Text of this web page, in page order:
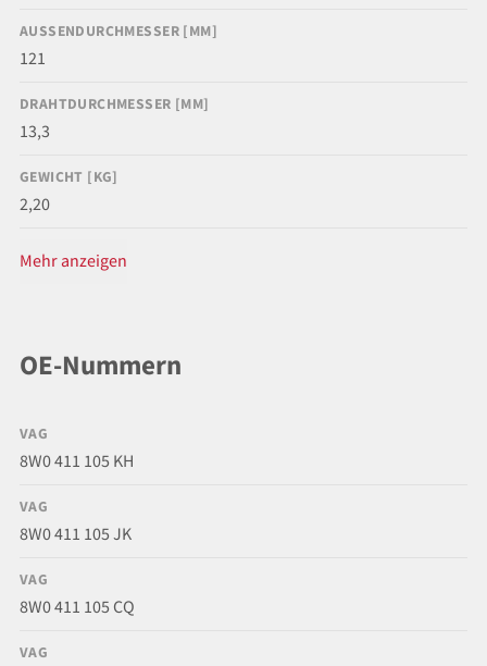
AUSSENDURCHMESSER [MM]
121
DRAHTDURCHMESSER [MM]
13,3
GEWICHT [KG]
2,20
Mehr anzeigen
OE-Nummern
VAG
8W0 411 105 KH
VAG
8W0 411 105 JK
VAG
8W0 411 105 CQ
VAG